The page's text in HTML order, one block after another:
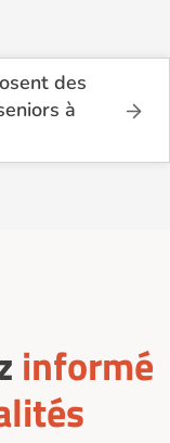
des
à
recense
informé